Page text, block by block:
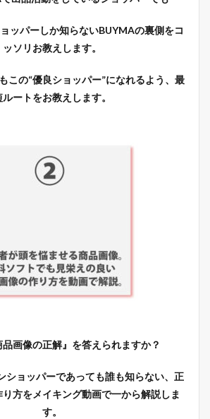
ッパーしか知らないBUYMAの裏側をコ
ッソリお教えします。
この“優良ショッパー”になれるよう、最
ルートをお教えします。
画像の正解』を答えられますか？
ショッパーであっても誰も知らない、正
り方をメイキング動画で一から解説しま
す。